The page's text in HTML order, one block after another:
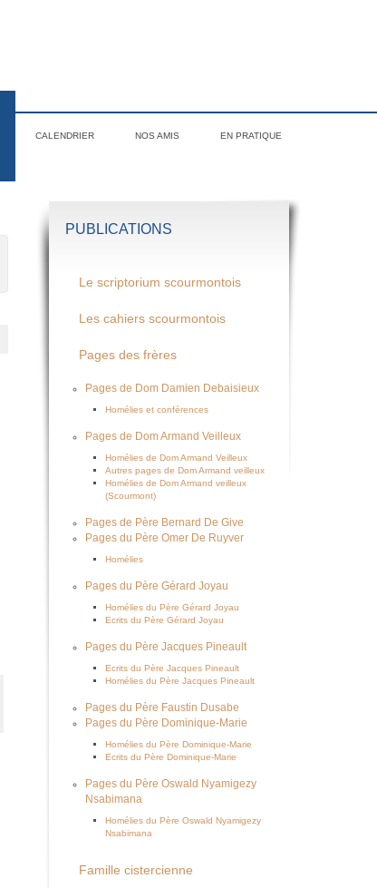
CALENDRIER NOS AMIS EN PRATIQUE
PUBLICATIONS
Le scriptorium scourmontois
Les cahiers scourmontois
Pages des frères
Pages de Dom Damien Debaisieux
Homélies et conférences
Pages de Dom Armand Veilleux
Homélies de Dom Armand Veilleux
Autres pages de Dom Armand veilleux
Homélies de Dom Armand veilleux
(Scourmont)
Pages de Père Bernard De Give
Pages du Père Omer De Ruyver
Homélies
Pages du Père Gérard Joyau
Homélies du Père Gérard Joyau
Ecrits du Père Gérard Joyau
Pages du Père Jacques Pineault
Ecrits du Père Jacques Pineault
Homélies du Père Jacques Pineault
Pages du Père Faustin Dusabe
Pages du Père Dominique-Marie
Homélies du Père Dominique-Marie
Ecrits du Père Dominique-Marie
Pages du Père Oswald Nyamigezy
Nsabimana
Homélies du Père Oswald Nyamigezy
Nsabimana
Famille cistercienne